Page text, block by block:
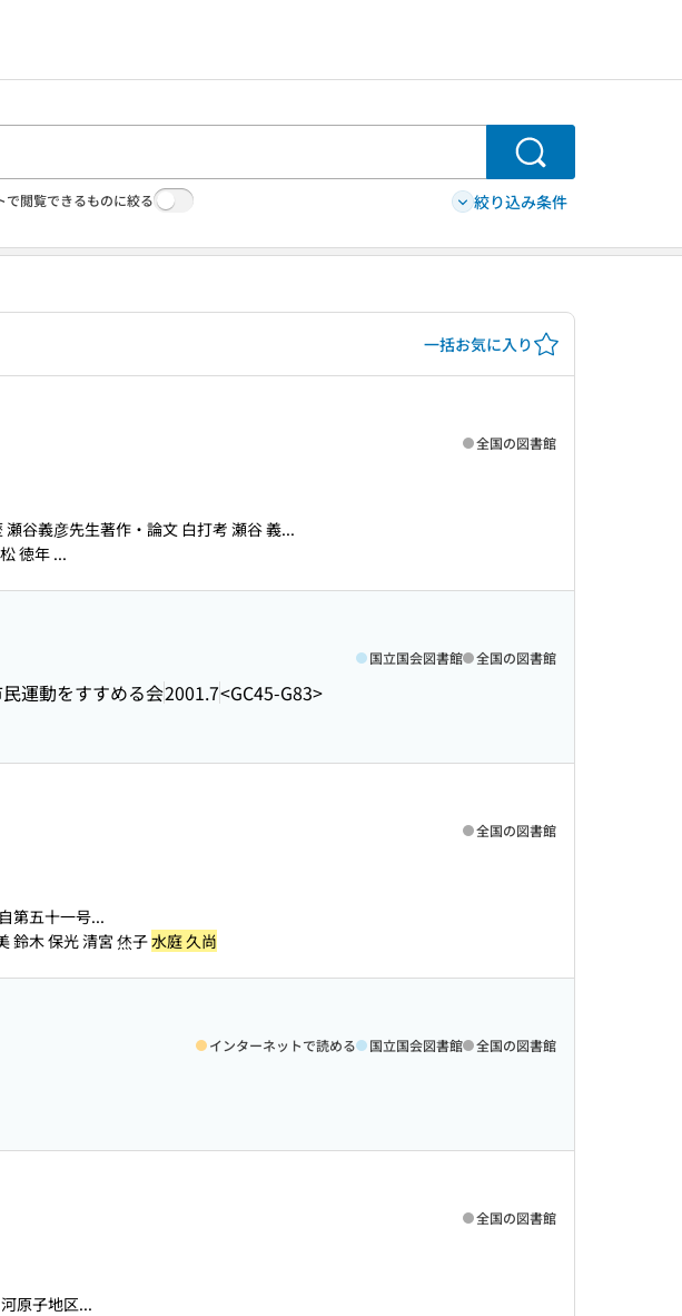
検索
で閲覧できるものに絞る 絞り込み条件
一括お気に入り
全国の図書館
谷義彦先生著作・論文 白打考 瀬谷 義...
徳年 ...
運動をすすめる会2001.7<GC45-G83>
国立国会図書館 全国の図書館
全国の図書館
第五十一号...
鈴木 保光 清宮 烋子水庭 久尚
インターネットで読める 国立国会図書館 全国の図書館
全国の図書館
原子地区...